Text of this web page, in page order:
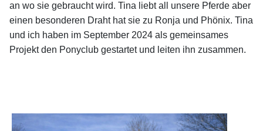
an wo sie gebraucht wird. Tina liebt all unsere Pferde aber
einen besonderen Draht hat sie zu Ronja und Phönix. Tina
und ich haben im September 2024 als gemeinsames
Projekt den Ponyclub gestartet und leiten ihn zusammen.